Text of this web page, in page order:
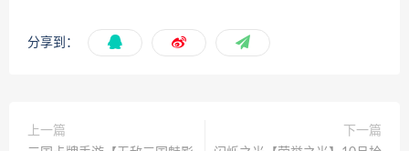
分享到：
上一篇
下一篇